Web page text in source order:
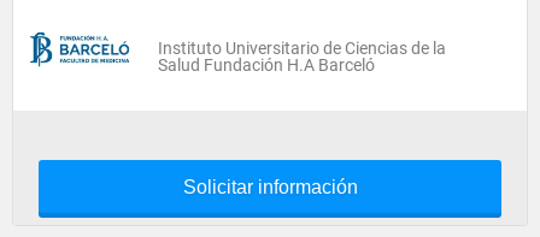
Instituto Universitario de Ciencias de la
Salud Fundación H.A Barceló
Solicitar información